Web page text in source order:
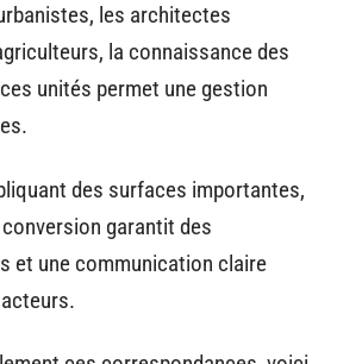
les architectes
la connaissance des
unités permet une gestion
des surfaces importantes,
garantit des
et une communication claire